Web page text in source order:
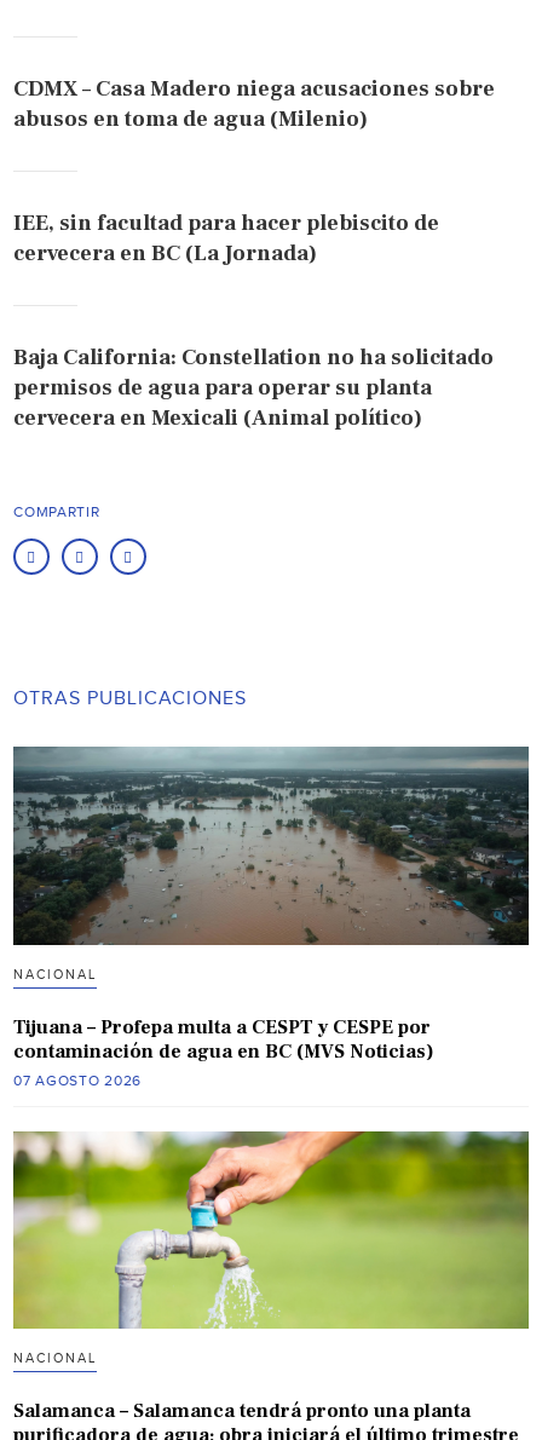
CDMX – Casa Madero niega acusaciones sobre
abusos en toma de agua (Milenio)
IEE, sin facultad para hacer plebiscito de
cervecera en BC (La Jornada)
Baja California: Constellation no ha solicitado
permisos de agua para operar su planta
cervecera en Mexicali (Animal político)
COMPARTIR
OTRAS PUBLICACIONES
NACIONAL
Tijuana – Profepa multa a CESPT y CESPE por
contaminación de agua en BC (MVS Noticias)
07 AGOSTO 2026
NACIONAL
Salamanca – Salamanca tendrá pronto una planta